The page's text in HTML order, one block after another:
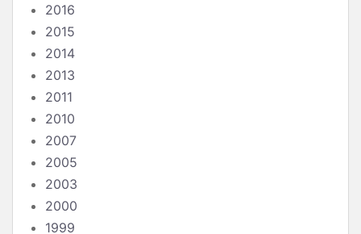
2016
2015
2014
2013
2011
2010
2007
2005
2003
2000
1999